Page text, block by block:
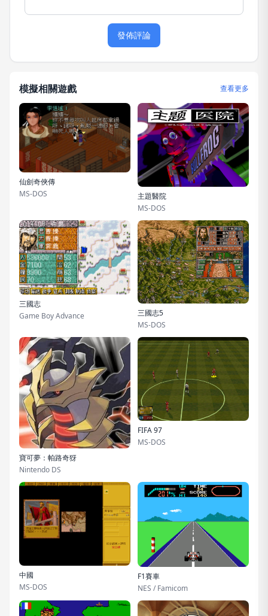
發佈評論
模擬相關遊戲 查看更多
仙劍奇俠傳
MS-DOS
主題醫院
MS-DOS
三國志
Game Boy Advance
三國志5
MS-DOS
寶可夢：帕路奇犽
Nintendo DS
FIFA 97
MS-DOS
中國
MS-DOS
F1賽車
NES / Famicom